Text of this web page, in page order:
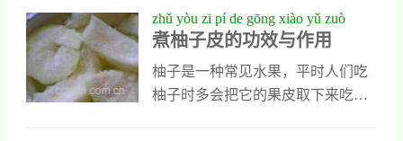
是，柚子虽然性寒，但如果过量食
用，可
室），则可以延长至20-30天。柚子
的保存时间与外部环境密切相关。
温度是影响柚子保存的关键因素之
一。在常温条件下，温度过高会导
营养价值也很高，可供人类食用，
用它制作柚子皮糖就是它的常见吃
法，今天为大家介绍的就是柚子皮
糖的制作方法与窍门，能让大家轻
zhǔ yòu zi pí de gōng xiào yǔ zuò
yòng
煮柚子皮的功效与作用
柚子是一种常见水果，平时人们吃
柚子时多会把它的果皮取下来吃里